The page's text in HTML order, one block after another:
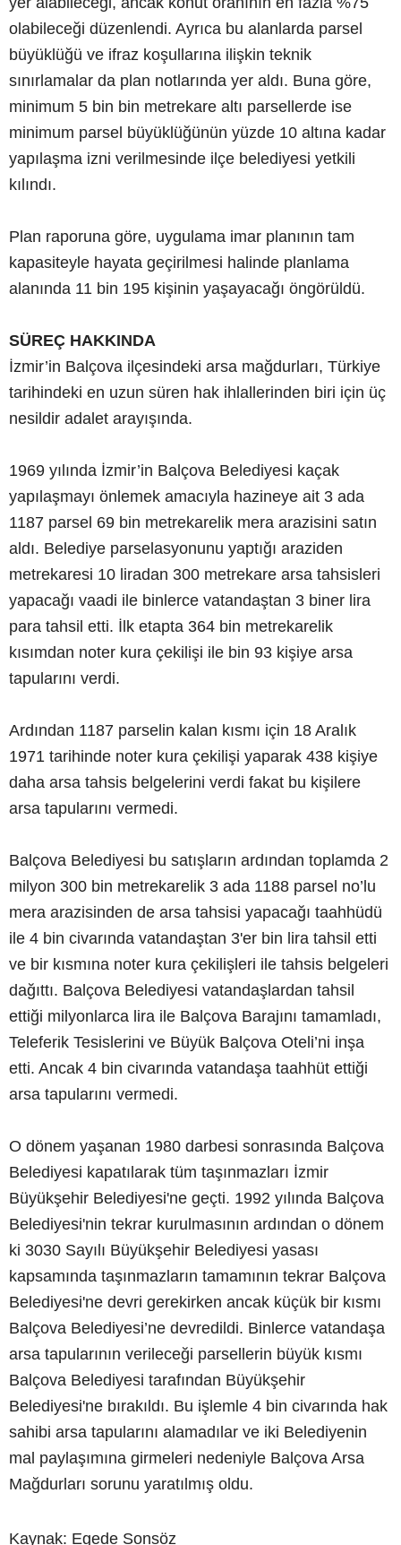
olabileceği düzenlendi. Ayrıca bu alanlarda parsel
büyüklüğü ve ifraz koşullarına ilişkin teknik
sınırlamalar da plan notlarında yer aldı. Buna göre,
minimum 5 bin bin metrekare altı parsellerde ise
minimum parsel büyüklüğünün yüzde 10 altına kadar
yapılaşma izni verilmesinde ilçe belediyesi yetkili
kılındı.
Plan raporuna göre, uygulama imar planının tam
kapasiteyle hayata geçirilmesi halinde planlama
alanında 11 bin 195 kişinin yaşayacağı öngörüldü.
SÜREÇ HAKKINDA
İzmir’in Balçova ilçesindeki arsa mağdurları, Türkiye
tarihindeki en uzun süren hak ihlallerinden biri için üç
nesildir adalet arayışında.
1969 yılında İzmir’in Balçova Belediyesi kaçak
yapılaşmayı önlemek amacıyla hazineye ait 3 ada
1187 parsel 69 bin metrekarelik mera arazisini satın
aldı. Belediye parselasyonunu yaptığı araziden
metrekaresi 10 liradan 300 metrekare arsa tahsisleri
yapacağı vaadi ile binlerce vatandaştan 3 biner lira
para tahsil etti. İlk etapta 364 bin metrekarelik
kısımdan noter kura çekilişi ile bin 93 kişiye arsa
tapularını verdi.
Ardından 1187 parselin kalan kısmı için 18 Aralık
1971 tarihinde noter kura çekilişi yaparak 438 kişiye
daha arsa tahsis belgelerini verdi fakat bu kişilere
arsa tapularını vermedi.
Balçova Belediyesi bu satışların ardından toplamda 2
milyon 300 bin metrekarelik 3 ada 1188 parsel no’lu
mera arazisinden de arsa tahsisi yapacağı taahhüdü
ile 4 bin civarında vatandaştan 3'er bin lira tahsil etti
ve bir kısmına noter kura çekilişleri ile tahsis belgeleri
dağıttı. Balçova Belediyesi vatandaşlardan tahsil
ettiği milyonlarca lira ile Balçova Barajını tamamladı,
Teleferik Tesislerini ve Büyük Balçova Oteli’ni inşa
etti. Ancak 4 bin civarında vatandaşa taahhüt ettiği
arsa tapularını vermedi.
O dönem yaşanan 1980 darbesi sonrasında Balçova
Belediyesi kapatılarak tüm taşınmazları İzmir
Büyükşehir Belediyesi'ne geçti. 1992 yılında Balçova
Belediyesi'nin tekrar kurulmasının ardından o dönem
ki 3030 Sayılı Büyükşehir Belediyesi yasası
kapsamında taşınmazların tamamının tekrar Balçova
Belediyesi'ne devri gerekirken ancak küçük bir kısmı
Balçova Belediyesi’ne devredildi. Binlerce vatandaşa
arsa tapularının verileceği parsellerin büyük kısmı
Balçova Belediyesi tarafından Büyükşehir
Belediyesi'ne bırakıldı. Bu işlemle 4 bin civarında hak
sahibi arsa tapularını alamadılar ve iki Belediyenin
mal paylaşımına girmeleri nedeniyle Balçova Arsa
Mağdurları sorunu yaratılmış oldu.
Kaynak: Egede Sonsöz